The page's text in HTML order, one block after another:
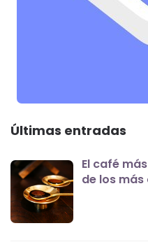
Últimas entradas
El café
de los